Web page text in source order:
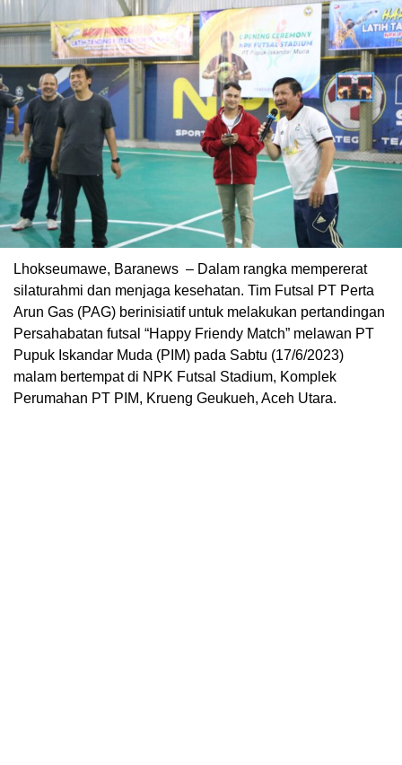
Lhokseumawe, Baranews – Dalam rangka mempererat
silaturahmi dan menjaga kesehatan. Tim Futsal PT Perta
Arun Gas (PAG) berinisiatif untuk melakukan pertandingan
Persahabatan futsal “Happy Friendy Match” melawan PT
Pupuk Iskandar Muda (PIM) pada Sabtu (17/6/2023)
malam bertempat di NPK Futsal Stadium, Komplek
Perumahan PT PIM, Krueng Geukueh, Aceh Utara.